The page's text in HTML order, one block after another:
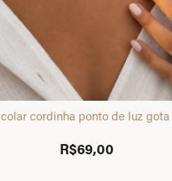
colar cordinha ponto de luz
R$69,00